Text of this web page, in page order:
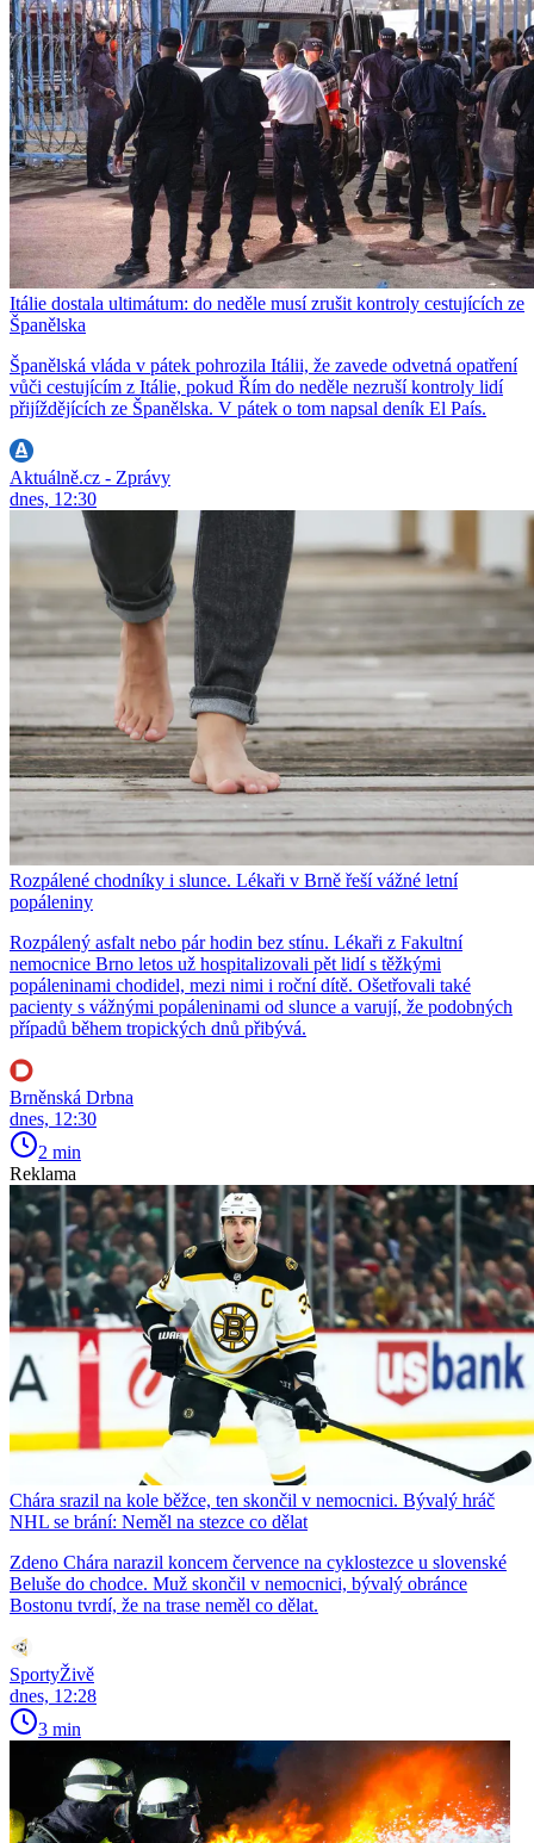
Itálie dostala ultimátum: do neděle musí zrušit kontroly cestujících ze
Španělska
Španělská vláda v pátek pohrozila Itálii, že zavede odvetná opatření
vůči cestujícím z Itálie, pokud Řím do neděle nezruší kontroly lidí
přijíždějících ze Španělska. V pátek o tom napsal deník El País.
Aktuálně.cz - Zprávy
dnes, 12:30
Rozpálené chodníky i slunce. Lékaři v Brně řeší vážné letní
popáleniny
Rozpálený asfalt nebo pár hodin bez stínu. Lékaři z Fakultní
nemocnice Brno letos už hospitalizovali pět lidí s těžkými
popáleninami chodidel, mezi nimi i roční dítě. Ošetřovali také
pacienty s vážnými popáleninami od slunce a varují, že podobných
případů během tropických dnů přibývá.
Brněnská Drbna
dnes, 12:30
2 min
Reklama
Chára srazil na kole běžce, ten skončil v nemocnici. Bývalý hráč
NHL se brání: Neměl na stezce co dělat
Zdeno Chára narazil koncem července na cyklostezce u slovenské
Beluše do chodce. Muž skončil v nemocnici, bývalý obránce
Bostonu tvrdí, že na trase neměl co dělat.
SportyŽivě
dnes, 12:28
3 min